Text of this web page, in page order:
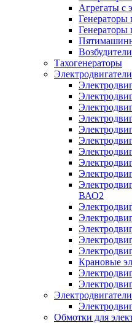
Агрегаты с
Генераторы
Тахогенераторы
ВАО2
Крановые
Обмотки для